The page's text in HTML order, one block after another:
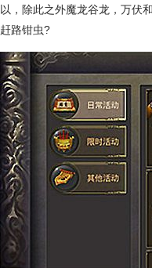
以，除此之外魔龙谷龙，万伏
赶路钳虫?